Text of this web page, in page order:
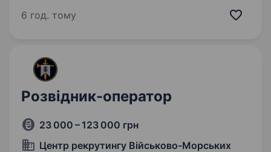
фізична форма високий рівень мотивації
6 год. тому
Розвідник-оператор
23 000 – 123 000 грн
Центр рекрутингу Військово-Морських